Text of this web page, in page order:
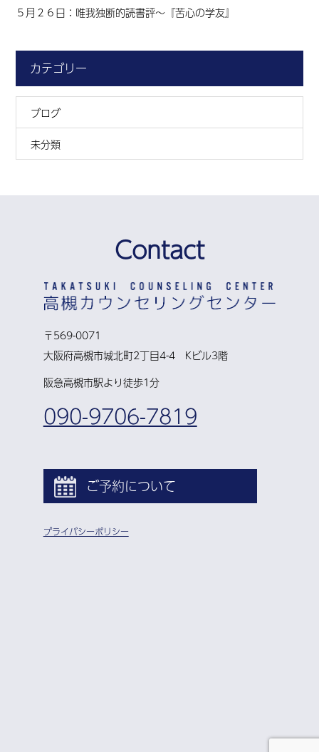
５月２６日：唯我独断的読書評～『苦心の学友』
カテゴリー
ブログ
未分類
Contact
〒569-0071
大阪府高槻市城北町2丁目4-4 Kビル3階
阪急高槻市駅より徒歩1分
090-9706-7819
ご予約について
プライバシーポリシー